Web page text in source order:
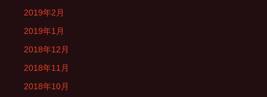
2019年2月
2019年1月
2018年12月
2018年11月
2018年10月